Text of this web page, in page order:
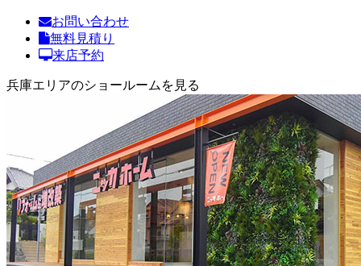
お問い合わせ
無料見積り
来店予約
兵庫エリアのショールームを見る